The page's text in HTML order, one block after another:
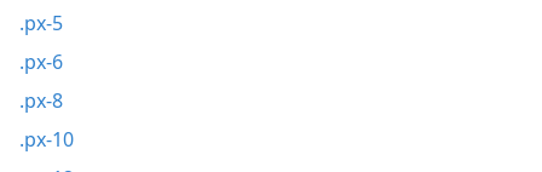
.px-5
.px-6
.px-8
.px-10